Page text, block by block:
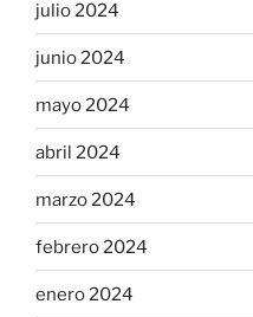
julio 2024
junio 2024
mayo 2024
abril 2024
marzo 2024
febrero 2024
enero 2024